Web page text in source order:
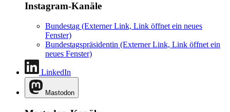
Instagram-Kanäle
Bundestag (Externer Link, Link öffnet ein neues
Fenster)
Bundestagspräsidentin (Externer Link, Link öffnet ein
neues Fenster)
LinkedIn
Mastodon